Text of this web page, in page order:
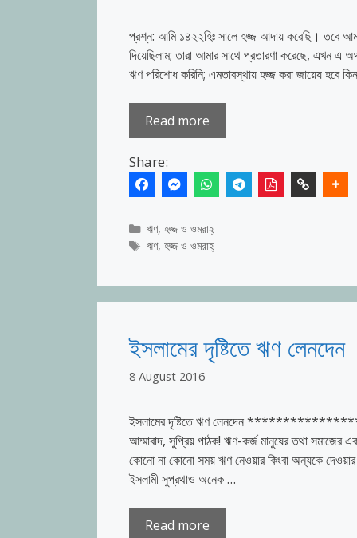
প্রশ্ন: আমি ১৪২২হিঃ সালে হজ্জ আদায় করেছি। তবে
দিয়েছিলাম; তারা আমার সাথে প্রতারণা করেছে, এখন
ঋণ পরিশোধ করিনি; এমতাবস্থায় হজ্জ করা জায়েয হবে
Read more
Share:
Categories
ঋণ, হজ্জ ও ওমরাহ্‌
Tags
ঋণ, হজ্জ ও ওমরাহ্‌
ইসলামের দৃষ্টিতে ঋণ লেনদেন
8 August 2016
ইসলামের দৃষ্টিতে ঋণ লেনদেন
আম্মাবাদ, সুপ্রিয় পাঠক! ঋণ-কর্জ মানুষের তথা সমাজের
কোনো না কোনো সময় ঋণ নেওয়ার কিংবা অন্যকে
ইসলামী সুপ্রথাও অনেক …
Read more